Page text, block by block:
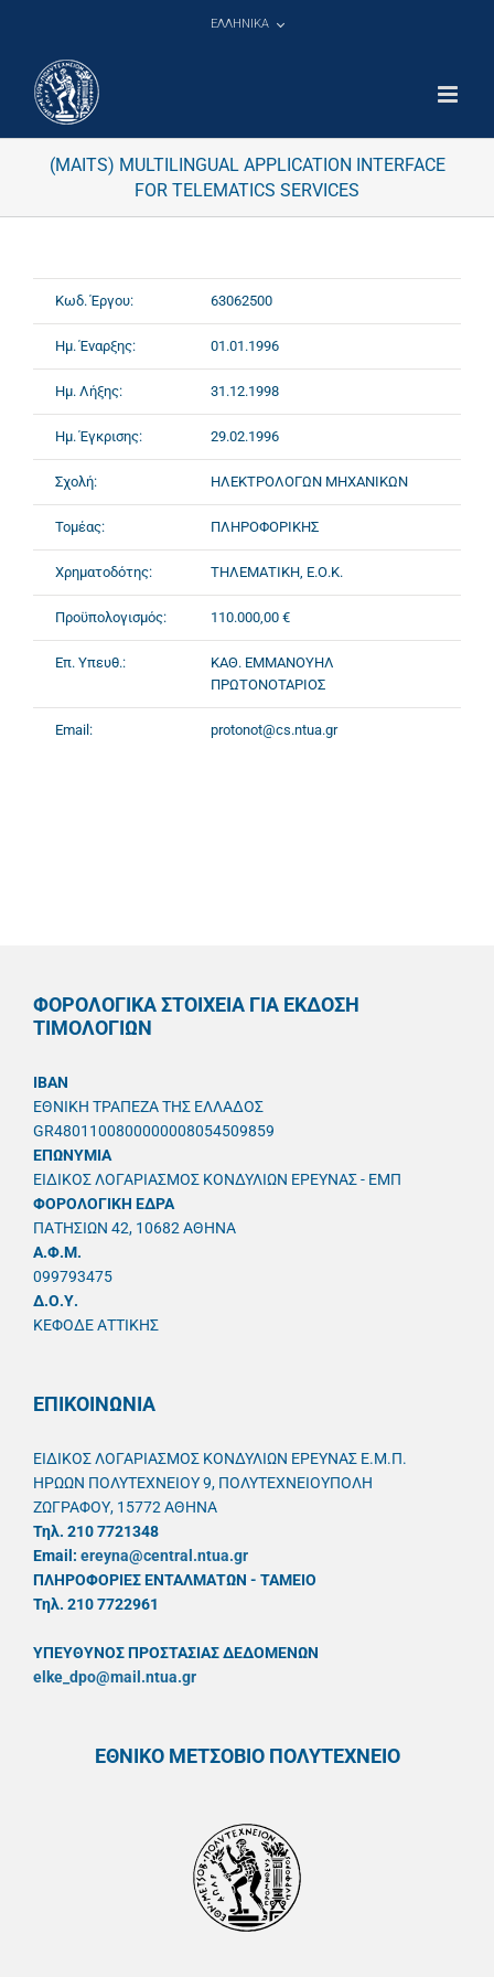
ΕΛΛΗΝΙΚΑ
(MAITS) MULTILINGUAL APPLICATION INTERFACE
FOR TELEMATICS SERVICES
Κωδ. Έργου: 63062500
Ημ. Έναρξης: 01.01.1996
Ημ. Λήξης: 31.12.1998
Ημ. Έγκρισης: 29.02.1996
Σχολή: ΗΛΕΚΤΡΟΛΟΓΩΝ ΜΗΧΑΝΙΚΩΝ
Τομέας: ΠΛΗΡΟΦΟΡΙΚΗΣ
Χρηματοδότης: ΤΗΛΕΜΑΤΙΚΗ, Ε.Ο.Κ.
Προϋπολογισμός: 110.000,00 €
Επ. Υπευθ.:
ΚΑΘ. ΕΜΜΑΝΟΥΗΛ
ΠΡΩΤΟΝΟΤΑΡΙΟΣ
Email: protonot@cs.ntua.gr
ΦΟΡΟΛΟΓΙΚΑ ΣΤΟΙΧΕΙΑ ΓΙΑ ΕΚΔΟΣΗ
ΤΙΜΟΛΟΓΙΩΝ
IBAN
ΕΘΝΙΚΗ ΤΡΑΠΕΖΑ ΤΗΣ ΕΛΛΑΔΟΣ
GR4801100800000008054509859
ΕΠΩΝΥΜΙΑ
ΕΙΔΙΚΟΣ ΛΟΓΑΡΙΑΣΜΟΣ ΚΟΝΔΥΛΙΩΝ ΕΡΕΥΝΑΣ - ΕΜΠ
ΦΟΡΟΛΟΓΙΚΗ ΕΔΡΑ
ΠΑΤΗΣΙΩΝ 42, 10682 ΑΘΗΝΑ
A.Φ.Μ.
099793475
Δ.Ο.Υ.
ΚΕΦΟΔΕ ΑΤΤΙΚΗΣ
ΕΠΙΚΟΙΝΩΝΙΑ
ΕΙΔΙΚΟΣ ΛΟΓΑΡΙΑΣΜΟΣ ΚΟΝΔΥΛΙΩΝ ΕΡΕΥΝΑΣ Ε.Μ.Π.
ΗΡΩΩΝ ΠΟΛΥΤΕΧΝΕΙΟΥ 9, ΠΟΛΥΤΕΧΝΕΙΟΥΠΟΛΗ
ΖΩΓΡΑΦΟΥ, 15772 ΑΘΗΝΑ
Τηλ. 210 7721348
Email: ereyna@central.ntua.gr
ΠΛΗΡΟΦΟΡΙΕΣ ΕΝΤΑΛΜΑΤΩΝ - ΤΑΜΕΙΟ
Τηλ. 210 7722961
ΥΠΕΥΘYΝΟΣ ΠΡΟΣΤΑΣΙΑΣ ΔΕΔΟΜΕΝΩΝ
elke_dpo@mail.ntua.gr
ΕΘΝΙΚΟ ΜΕΤΣΟΒΙΟ ΠΟΛΥΤΕΧΝΕΙΟ